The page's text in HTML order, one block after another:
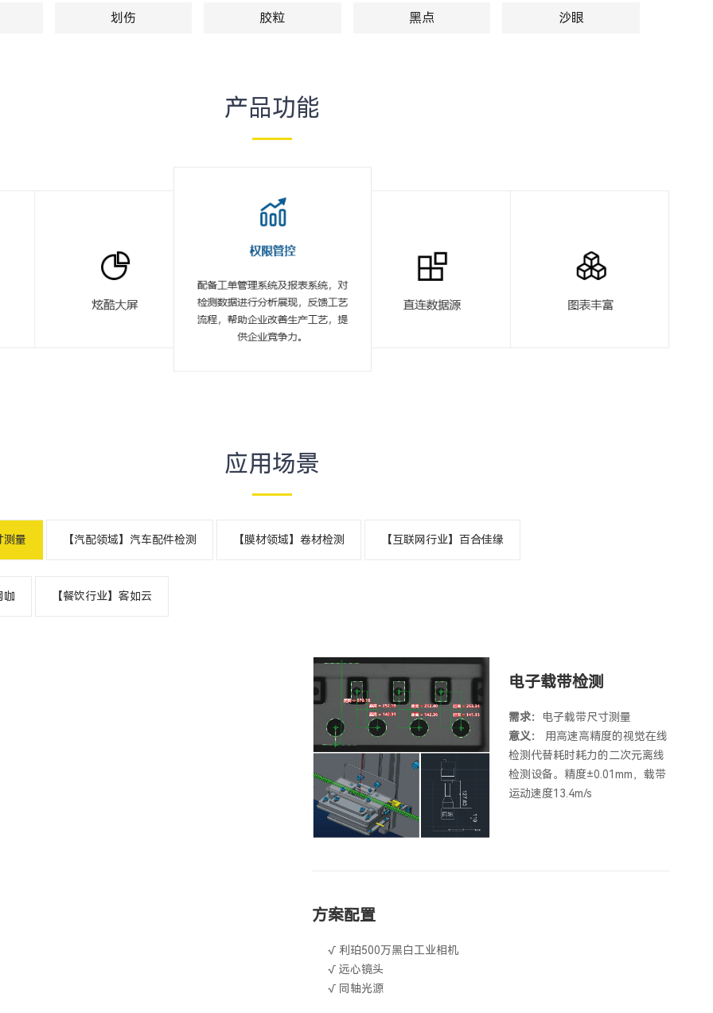
划伤 胶粒 黑点 沙眼
产品功能
应用场景
测量 【汽配领域】汽车配件检测 【膜材领域】卷材检测 【互联网行业】百合佳缘
咖 【餐饮行业】客如云
电子载带检测
需求：
电子载带尺寸测量
意义： 用高速高精度的视觉在线
检测代替耗时耗力的二次元离线
检测设备。精度±0.01mm，载带
运动速度13.4m/s
方案配置
√ 利珀500万黑白工业相机
√ 远心镜头
√ 同轴光源